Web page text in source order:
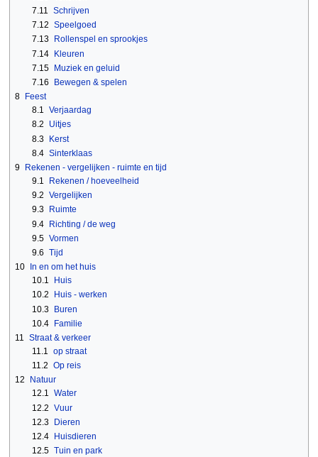
7.11 Schrijven
7.12 Speelgoed
7.13
Rollenspel en sprookjes
7.14 Kleuren
7.15 Muziek en geluid
7.16
Bewegen & spelen
8
Feest
8.1 Verjaardag
8.2
Uitjes
8.3 Kerst
8.4 Sinterklaas
9
Rekenen - vergelijken - ruimte en tijd
9.1
Rekenen / hoeveelheid
9.2 Vergelijken
9.3
Ruimte
9.4 Richting / de weg
9.5 Vormen
9.6 Tijd
10
In en om het huis
10.1
Huis
10.2
Huis - werken
10.3 Buren
10.4 Familie
11 Straat & verkeer
11.1 op straat
11.2 Op reis
12
Natuur
12.1 Water
12.2 Vuur
12.3 Dieren
12.4
Huisdieren
12.5 Tuin en park